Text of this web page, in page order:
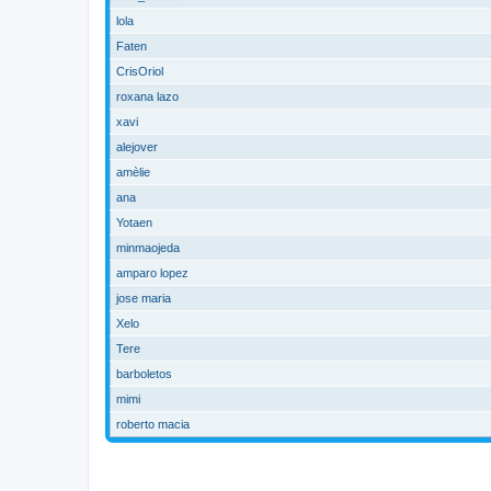
lola
Faten
CrisOriol
roxana lazo
xavi
alejover
amèlie
ana
Yotaen
minmaojeda
amparo lopez
jose maria
Xelo
Tere
barboletos
mimi
roberto macia